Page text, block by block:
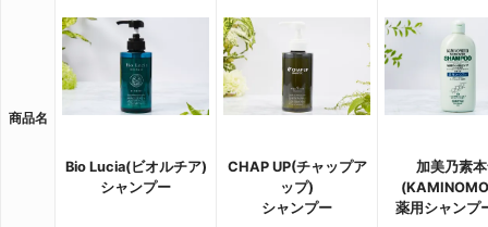
商品名
Bio Lucia(ビオルチア)
シャンプー
CHAP UP(チャップア
ップ)
シャンプー
加美乃素
薬用シャンプ